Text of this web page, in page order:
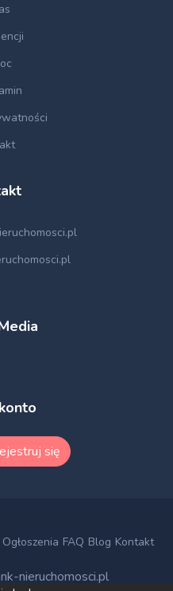
się
Ogłoszenia FAQ Blog Kontakt
nieruchomosci.pl